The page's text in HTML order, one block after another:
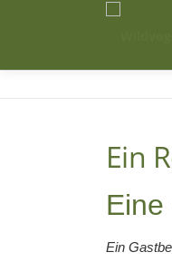
Ein
Eine
Ein